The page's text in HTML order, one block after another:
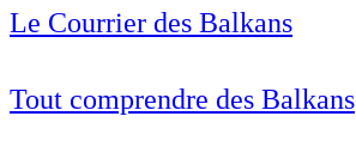
Le Courrier des Balkans
Tout comprendre des Balkans